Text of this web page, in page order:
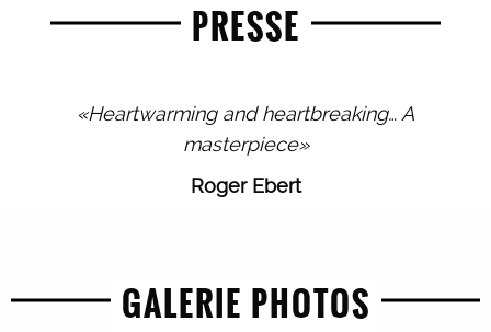
PRESSE
«Heartwarming and heartbreaking… A
masterpiece»
Roger Ebert
GALERIE PHOTOS